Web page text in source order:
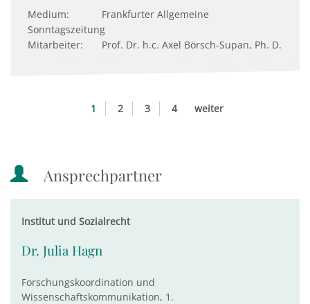
Medium:
Frankfurter Allgemeine
Sonntagszeitung
Mitarbeiter:
Prof. Dr. h.c. Axel Börsch-Supan, Ph. D.
1 2 3 4 weiter
Ansprechpartner
Institut und Sozialrecht
Dr. Julia Hagn
Forschungskoordination und
Wissenschaftskommunikation, 1.